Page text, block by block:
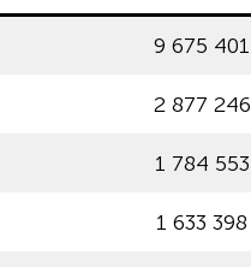
9 675 401
2 877 246
1 784 553
1 633 398